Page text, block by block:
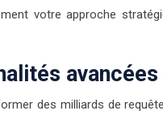
votre approche
des milliards de